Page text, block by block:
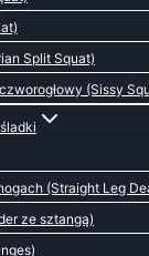
Split Squat)
(Sissy
(Straight Leg
ze sztangą)